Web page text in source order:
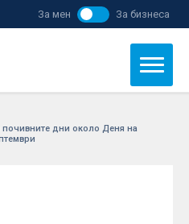
За мен За бизнеса
дни около Деня на